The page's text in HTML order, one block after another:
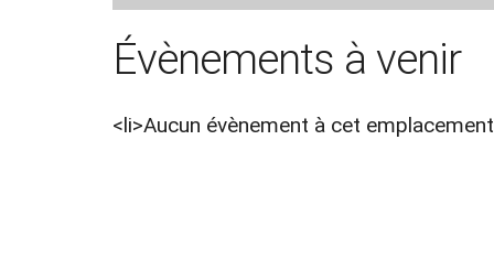
Évènements à venir
<li>Aucun évènement à cet